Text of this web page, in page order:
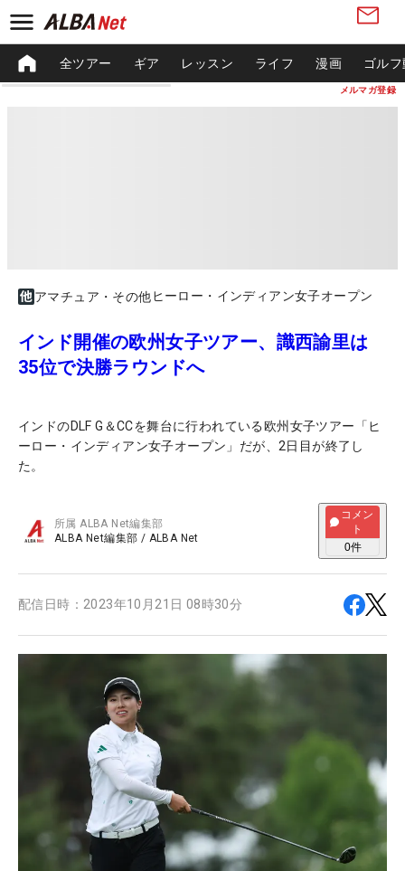
メルマガ登録
全ツアー ギア レッスン ライフ 漫画 ゴル
アマチュア・その他ヒーロー・インディアン女子オープン
インド開催の欧州女子ツアー、識西諭里は
35位で決勝ラウンドへ
インドのDLF G＆CCを舞台に行われている欧州女子ツアー「ヒ
ーロー・インディアン女子オープン」だが、2日目が終了し
た。
所属ALBA Net編集部
ALBA Net編集部 / ALBA Net
コメン
ト
0件
配信日時： 2023年10月21日 08時30分